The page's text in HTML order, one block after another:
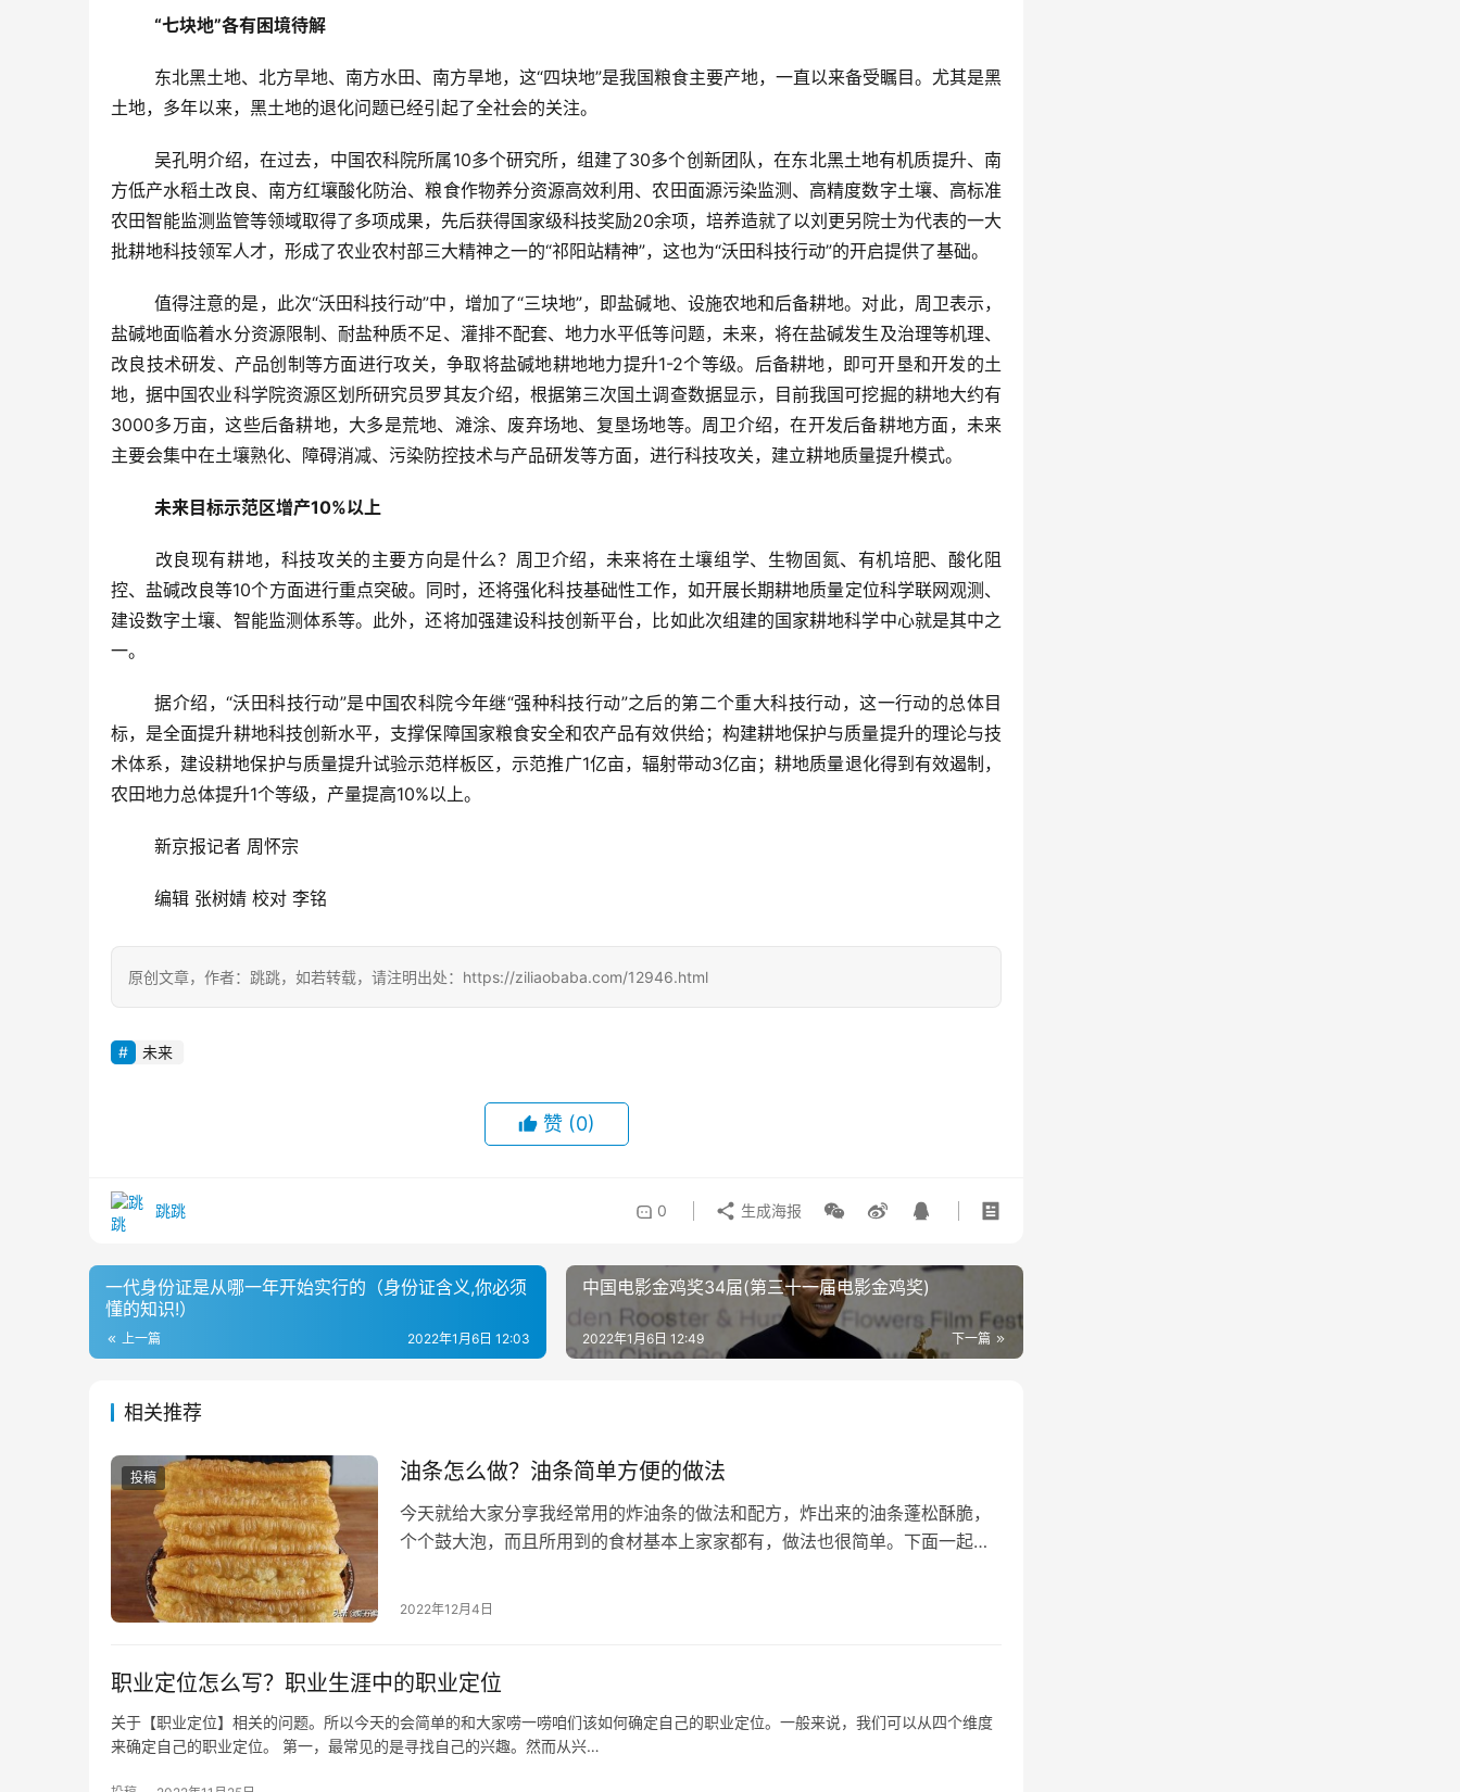
“七块地”各有困境待解
土地，多年以来，黑土地的退化问题已经引起了全社会的关注。
	吴孔明介绍，在过去，中国农科院所属10多个研究所，组建了30多个创新团队，在东北黑土地有机质提升、南
方低产水稻土改良、南方红壤酸化防治、粮食作物养分资源高效利用、农田面源污染监测、高精度数字土壤、高标准
农田智能监测监管等领域取得了多项成果，先后获得国家级科技奖励20余项，培养造就了以刘更另院士为代表的一大
批耕地科技领军人才，形成了农业农村部三大精神之一的“祁阳站精神”，这也为“沃田科技行动”的开启提供了基础。
	值得注意的是，此次“沃田科技行动”中，增加了“三块地”，即盐碱地、设施农地和后备耕地。对此，周卫表示，
盐碱地面临着水分资源限制、耐盐种质不足、灌排不配套、地力水平低等问题，未来，将在盐碱发生及治理等机理、
改良技术研发、产品创制等方面进行攻关，争取将盐碱地耕地地力提升1-2个等级。后备耕地，即可开垦和开发的土
地，据中国农业科学院资源区划所研究员罗其友介绍，根据第三次国土调查数据显示，目前我国可挖掘的耕地大约有
3000多万亩，这些后备耕地，大多是荒地、滩涂、废弃场地、复垦场地等。周卫介绍，在开发后备耕地方面，未来
主要会集中在土壤熟化、障碍消减、污染防控技术与产品研发等方面，进行科技攻关，建立耕地质量提升模式。
未来目标示范区增产10%以上
控、盐碱改良等10个方面进行重点突破。同时，还将强化科技基础性工作，如开展长期耕地质量定位科学联网观测、
建设数字土壤、智能监测体系等。此外，还将加强建设科技创新平台，比如此次组建的国家耕地科学中心就是其中之
一。
	据介绍，“沃田科技行动”是中国农科院今年继“强种科技行动”之后的第二个重大科技行动，这一行动的总体目
标，是全面提升耕地科技创新水平，支撑保障国家粮食安全和农产品有效供给；构建耕地保护与质量提升的理论与技
术体系，建设耕地保护与质量提升试验示范样板区，示范推广1亿亩，辐射带动3亿亩；耕地质量退化得到有效遏制，
农田地力总体提升1个等级，产量提高10%以上。
	新京报记者 周怀宗
	编辑 张树婧 校对 李铭
原创文章，作者：跳跳，如若转载，请注明出处：https://ziliaobaba.com/12946.html
未来
赞 (0)
跳跳 0 生成海报
一代身份证是从哪一年开始实行的（身份证含义,你必须
懂的知识!）
上一篇 2022年1月6日 12:03
中国电影金鸡奖34届(第三十一届电影金鸡奖)
下一篇
2022年1月6日 12:49
相关推荐
投稿 油条怎么做？油条简单方便的做法
今天就给大家分享我经常用的炸油条的做法和配方，炸出来的油条蓬松酥脆，
个个鼓大泡，而且所用到的食材基本上家家都有，做法也很简单。下面一起来
2022年12月4日
职业定位怎么写？职业生涯中的职业定位
关于【职业定位】相关的问题。所以今天的会简单的和大家唠一唠咱们该如何确定自己的职业定位。一般来说，我们可以从四个维度
来确定自己的职业定位。 第一，最常见的是寻找自己的兴趣。然而从兴…